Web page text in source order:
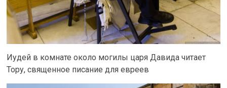
Иудей в комнате около могилы царя Давида читает
Тору, священное писание для евреев